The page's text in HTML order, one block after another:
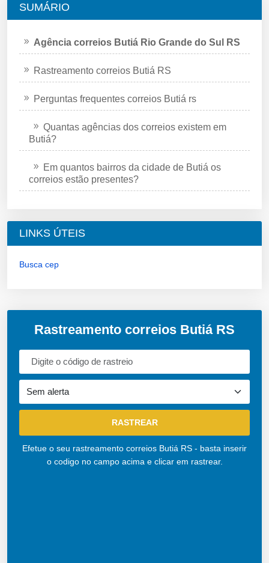
SUMÁRIO
Agência correios Butiá Rio Grande do Sul RS
Rastreamento correios Butiá RS
Perguntas frequentes correios Butiá rs
Quantas agências dos correios existem em
Butiá?
Em quantos bairros da cidade de Butiá os
correios estão presentes?
LINKS ÚTEIS
Busca cep
Rastreamento correios Butiá RS
Efetue o seu rastreamento correios Butiá RS - basta inserir
o codigo no campo acima e clicar em rastrear.